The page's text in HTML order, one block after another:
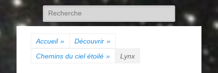
Rechercher :
Accueil » Découvrir »
Chemins du ciel étoilé » Lynx